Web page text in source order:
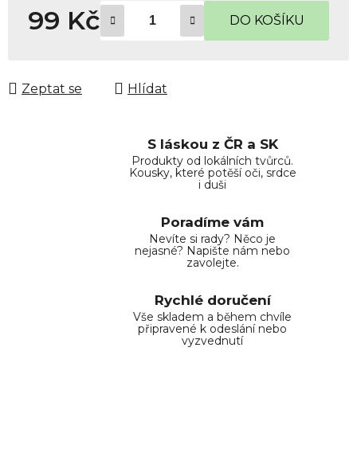
99 Kč DO KOŠÍKU
Zeptat se Hlídat
S láskou z ČR a SK
Produkty od lokálních tvůrců.
Kousky, které potěší oči, srdce
i duši
Poradíme vám
Nevíte si rady? Něco je
nejasné? Napište nám nebo
zavolejte.
Rychlé doručení
Vše skladem a během chvíle
připravené k odeslání nebo
vyzvednutí